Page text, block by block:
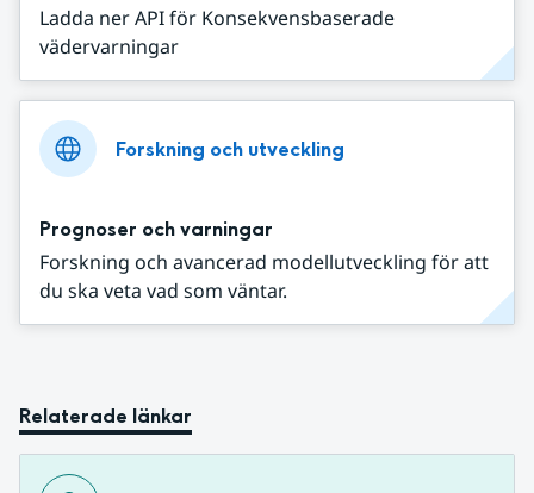
Ladda ner API för Konsekvensbaserade
vädervarningar
Forskning och utveckling
Prognoser och varningar
Forskning och avancerad modellutveckling för att
du ska veta vad som väntar.
Relaterade länkar